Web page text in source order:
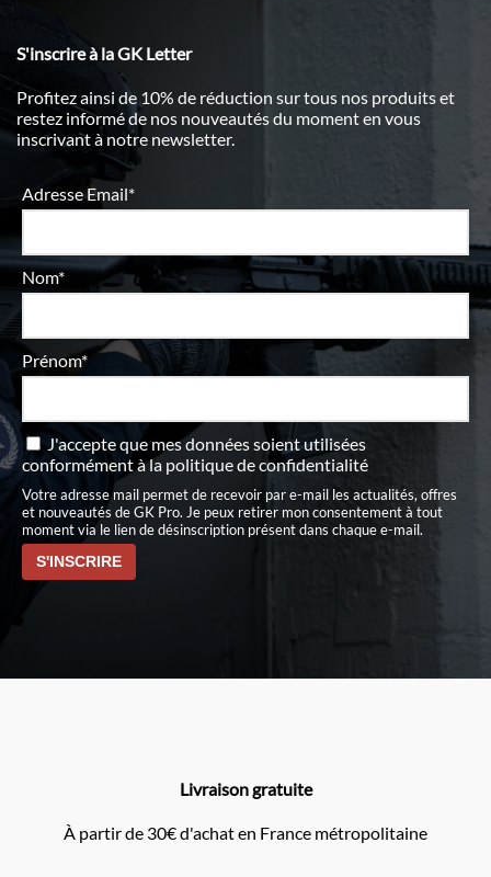
S'inscrire à la GK Letter
Profitez ainsi de 10% de réduction sur tous nos produits et
restez informé de nos nouveautés du moment en vous
inscrivant à notre newsletter.
Adresse Email*
Nom*
Prénom*
J'accepte que mes données soient utilisées
conformément àla politique de confidentialité
Votre adresse mail permet de recevoir par e-mail les actualités, offres
et nouveautés de GK Pro. Je peux retirer mon consentement à tout
moment via le lien de désinscription présent dans chaque e-mail.
Livraison gratuite
À partir de 30€ d'achat en France métropolitaine